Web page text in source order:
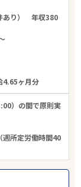
あり） 年収380
4.65ヶ月分
）の間で原則実
週所定労働時間40